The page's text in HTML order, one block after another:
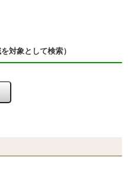
を対象として検索）